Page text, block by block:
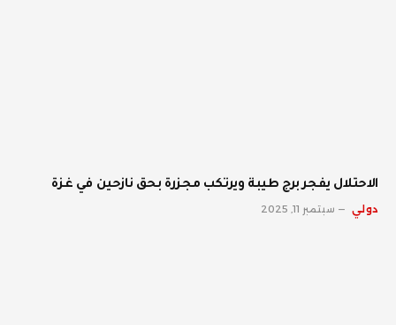
الاحتلال يفجر برج طيبة ويرتكب مجزرة بحق نازحين في غزة
دولي سبتمبر 11, 2025